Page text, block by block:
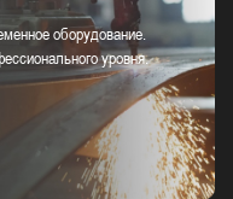
оборудование.
уровня.